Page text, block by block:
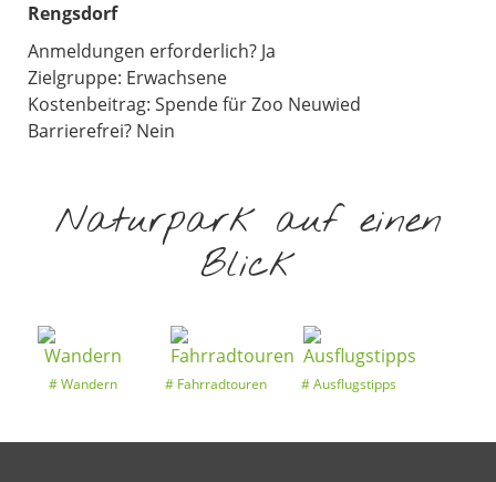
Rengsdorf
Anmeldungen erforderlich? Ja
Zielgruppe: Erwachsene
Kostenbeitrag: Spende für Zoo Neuwied
Barrierefrei? Nein
Naturpark auf einen
Blick
Wandern Fahrradtouren Ausflugstipps